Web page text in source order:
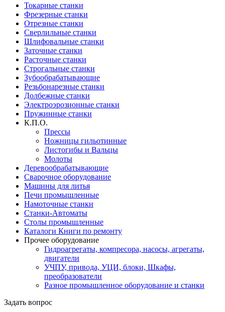
Токарные станки
Фрезерные станки
Отрезные станки
Сверлильные станки
Шлифовальные станки
Заточные станки
Расточные станки
Строгальные станки
Зубообрабатывающие
Резьбонарезные станки
Долбежные станки
Электроэрозионные станки
Пружинные станки
К.П.О.
Прессы
Ножницы гильотинные
Листогибы и Вальцы
Молоты
Деревообрабатывающие
Сварочное оборудование
Машины для литья
Печи промышленные
Намоточные станки
Станки-Автоматы
Столы промышленные
Каталоги Книги по ремонту
Прочее оборудование
Гидроагрегаты, компресора, насосы, агрегаты,
двигатели
УЧПУ, привода, УЦИ, блоки, Шкафы,
преобразователи
Разное промышленное оборудование и станки
Задать вопрос